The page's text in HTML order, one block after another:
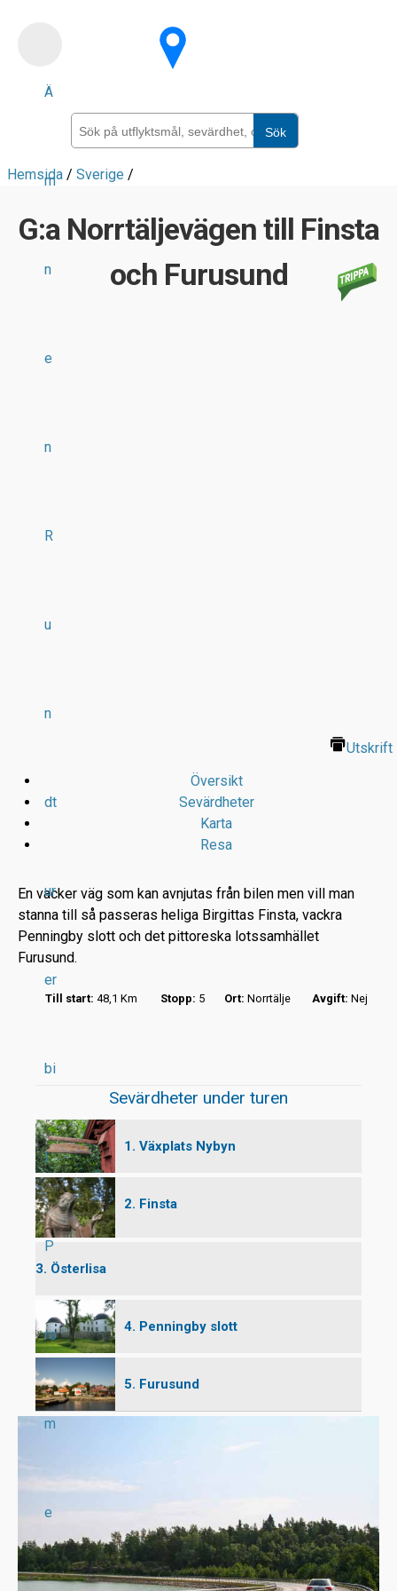
Ä
m
n
e
n
R
u
n
dt
ur
er
bi
l
P
ro
m
e
Sök
Hemsida / Sverige /
G:a Norrtäljevägen till Finsta
och Furusund
Utskrift
Översikt
Sevärdheter
Karta
Resa
En vacker väg som kan avnjutas från bilen men vill man
stanna till så passeras heliga Birgittas Finsta, vackra
Penningby slott och det pittoreska lotssamhället
Furusund.
Till start: 48,1 Km Stopp: 5 Ort: Norrtälje Avgift: Nej
Sevärdheter under turen
1. Växplats Nybyn
2. Finsta
3. Österlisa
4. Penningby slott
5. Furusund